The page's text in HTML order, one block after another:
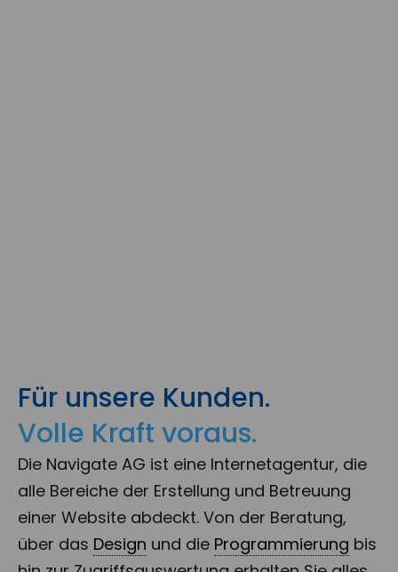
Für unsere Kunden.
Volle Kraft voraus.
Die Navigate AG ist eine Internetagentur, die
alle Bereiche der Erstellung und Betreuung
einer Website abdeckt. Von der Beratung,
über das Design und die Programmierung bis